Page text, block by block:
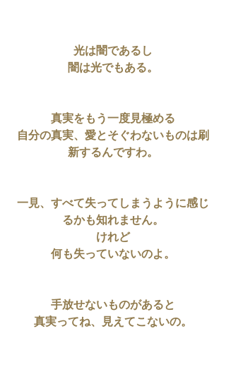
光は闇であるし
闇は光でもある。
真実をもう一度見極める
自分の真実、愛とそぐわないものは刷
新するんですわ。
一見、すべて失ってしまうように感じ
るかも知れません。
けれど
何も失っていないのよ。
手放せないものがあると
真実ってね、見えてこないの。